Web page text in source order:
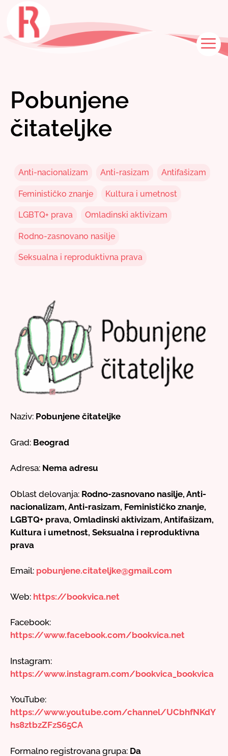
Pobunjene
čitateljke
Anti-nacionalizam Anti-rasizam Antifašizam
Feminističko znanje Kultura i umetnost
LGBTQ+ prava Omladinski aktivizam
Rodno-zasnovano nasilje
Seksualna i reproduktivna prava
Naziv: Pobunjene čitateljke
Grad: Beograd
Adresa: Nema adresu
Oblast delovanja: Rodno-zasnovano nasilje, Anti-
nacionalizam, Anti-rasizam, Feminističko znanje,
LGBTQ+ prava, Omladinski aktivizam, Antifašizam,
Kultura i umetnost, Seksualna i reproduktivna
prava
Email: pobunjene.citateljke@gmail.com
Web: https://bookvica.net
Facebook:
https://www.facebook.com/bookvica.net
Instagram:
https://www.instagram.com/bookvica_bookvica
YouTube:
https://www.youtube.com/channel/UCbhfNKdY
hs8ztbzZFzS65CA
Formalno registrovana grupa: Da